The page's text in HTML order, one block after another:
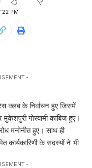
PM
-
क्लब के निर्वाचन हुए जिसमें
गोस्वामी काबिज हुए।
मनोनीत हुए। साथ ही
कार्यकारिणी के सदस्यों ने भी
-